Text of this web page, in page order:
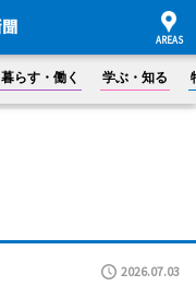
暮らす・働く 学ぶ・知る
2026.07.03